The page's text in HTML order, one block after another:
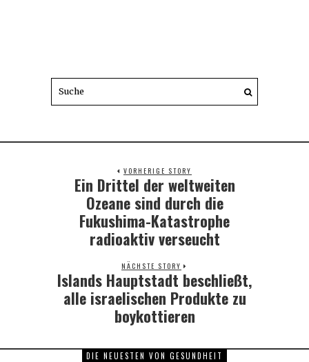
VORHERIGE STORY
Previous
post:
Ein Drittel der weltweiten
Ozeane sind durch die
Fukushima-Katastrophe
radioaktiv verseucht
NÄCHSTE STORY
Next
post:
Islands Hauptstadt beschließt,
alle israelischen Produkte zu
boykottieren
DIE NEUESTEN VON GESUNDHEIT